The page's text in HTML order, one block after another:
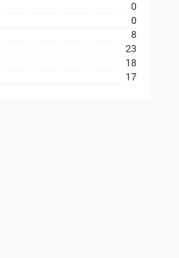
0
0
8
23
18
17